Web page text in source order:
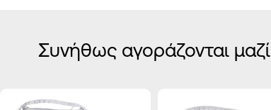
Συνήθως αγοράζονται μαζί